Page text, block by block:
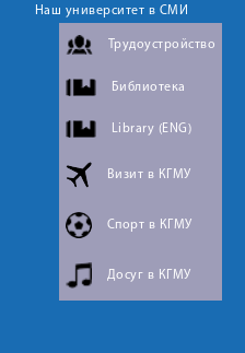
Наш университет в СМИ
Трудоустройство
Библиотека
Library (ENG)
Визит в КГМУ
Спорт в КГМУ
Досуг в КГМУ